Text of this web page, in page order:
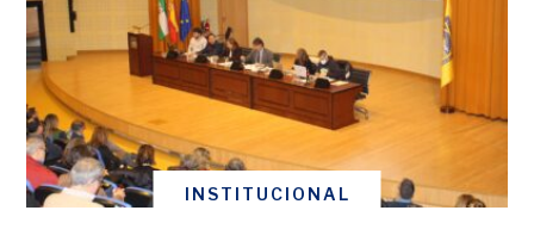
INSTITUCIONAL